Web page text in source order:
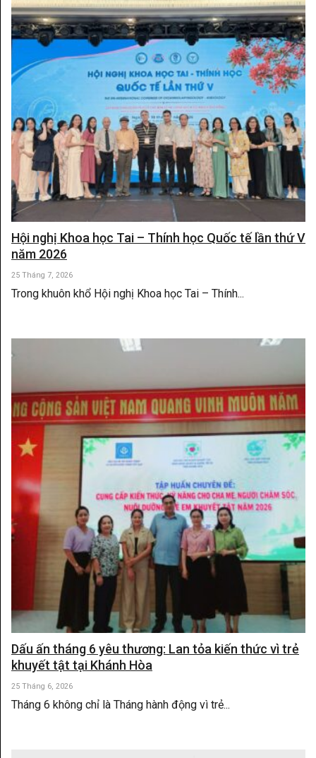
Hội nghị Khoa học Tai – Thính học Quốc tế lần thứ V
năm 2026
25 Tháng 7, 2026
Trong khuôn khổ Hội nghị Khoa học Tai – Thính...
Dấu ấn tháng 6 yêu thương: Lan tỏa kiến thức vì trẻ
khuyết tật tại Khánh Hòa
25 Tháng 6, 2026
Tháng 6 không chỉ là Tháng hành động vì trẻ...